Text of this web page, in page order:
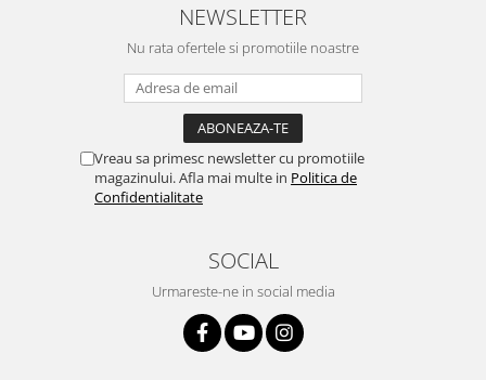
NEWSLETTER
Nu rata ofertele si promotiile noastre
Vreau sa primesc newsletter cu promotiile
magazinului. Afla mai multe in Politica de
Confidentialitate
SOCIAL
Urmareste-ne in social media